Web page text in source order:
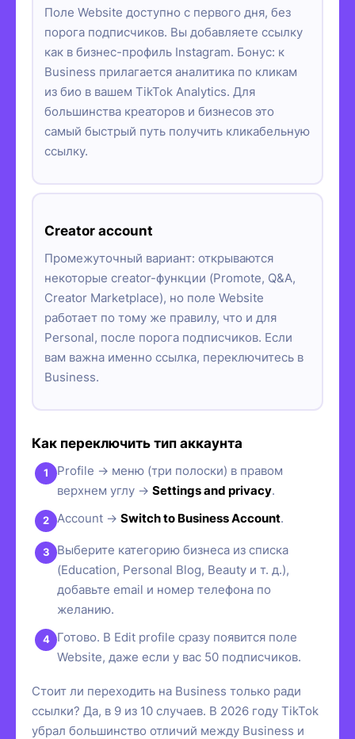
Поле Website доступно с первого дня, без
порога подписчиков. Вы добавляете ссылку
как в бизнес-профиль Instagram. Бонус: к
Business прилагается аналитика по кликам
из био в вашем TikTok Analytics. Для
большинства креаторов и бизнесов это
самый быстрый путь получить кликабельную
ссылку.
Creator account
Промежуточный вариант: открываются
некоторые creator-функции (Promote, Q&A,
Creator Marketplace), но поле Website
работает по тому же правилу, что и для
Personal, после порога подписчиков. Если
вам важна именно ссылка, переключитесь в
Business.
Как переключить тип аккаунта
Profile → меню (три полоски) в правом
верхнем углу → Settings and privacy.
Account → Switch to Business Account.
Выберите категорию бизнеса из списка
(Education, Personal Blog, Beauty и т. д.),
добавьте email и номер телефона по
желанию.
Готово. В Edit profile сразу появится поле
Website, даже если у вас 50 подписчиков.
Стоит ли переходить на Business только ради
ссылки? Да, в 9 из 10 случаев. В 2026 году TikTok
убрал большинство отличий между Business и